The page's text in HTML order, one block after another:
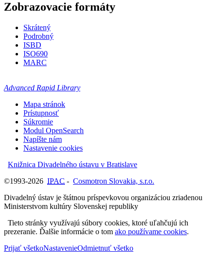
Zobrazovacie formáty
Skrátený
Podrobný
ISBD
ISO690
MARC
Advanced Rapid Library
Mapa stránok
Prístupnosť
Súkromie
Modul OpenSearch
Napíšte nám
Nastavenie cookies
Knižnica Divadelného ústavu v Bratislave
©1993-2026 IPAC - Cosmotron Slovakia, s.r.o.
Divadelný ústav je štátnou príspevkovou organizáciou zriadenou
Ministerstvom kultúry Slovenskej republiky
Tieto stránky využívajú súbory cookies, ktoré uľahčujú ich
prezeranie. Ďalšie informácie o tom ako používame cookies.
Prijať všetkoNastavenieOdmietnuť všetko